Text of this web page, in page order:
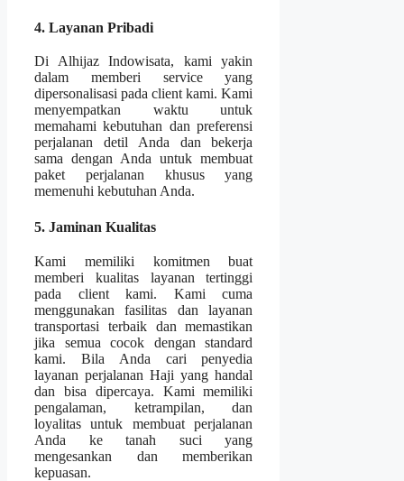
4. Layanan Pribadi
Di Alhijaz Indowisata, kami yakin
dalam memberi service yang
dipersonalisasi pada client kami. Kami
menyempatkan waktu untuk
memahami kebutuhan dan preferensi
perjalanan detil Anda dan bekerja
sama dengan Anda untuk membuat
paket perjalanan khusus yang
memenuhi kebutuhan Anda.
5. Jaminan Kualitas
Kami memiliki komitmen buat
memberi kualitas layanan tertinggi
pada client kami. Kami cuma
menggunakan fasilitas dan layanan
transportasi terbaik dan memastikan
jika semua cocok dengan standard
kami. Bila Anda cari penyedia
layanan perjalanan Haji yang handal
dan bisa dipercaya. Kami memiliki
pengalaman, ketrampilan, dan
loyalitas untuk membuat perjalanan
Anda ke tanah suci yang
mengesankan dan memberikan
kepuasan.